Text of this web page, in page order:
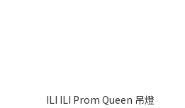
ILI ILI Prom Queen 吊燈